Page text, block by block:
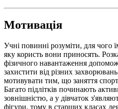
Мотивація
Учні повинні розуміти, для чого
яку користь вони приносять.
фізичного навантаження
захистити від різних
мотивувати тим, що заняття
Багато підлітків починають
зовнішністю, а у дівчаток
фігури, тому в старших класах